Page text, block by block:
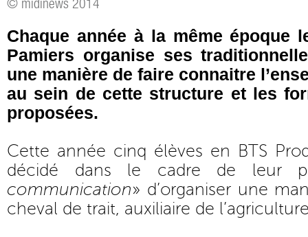
© midinews 2014
Chaque année à la même époque
Pamiers organise ses
une manière de faire connaitre
au sein de cette structure et les
proposées.
Cette année cinq élèves en BTS
décidé dans le cadre de leur
communication» d’organiser une
cheval de trait, auxiliaire de